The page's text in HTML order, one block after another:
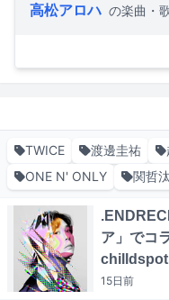
高松アロハ の楽曲・
TWICE 渡邊圭祐
ONE N' ONLY
関哲汰
ア」でコ
chilldspot
15日前